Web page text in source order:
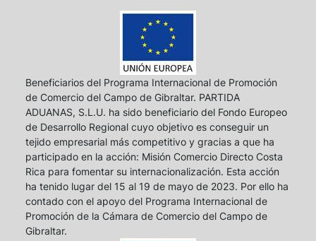
Beneficiarios del Programa Internacional de Promoción
de Comercio del Campo de Gibraltar. PARTIDA
ADUANAS, S.L.U. ha sido beneficiario del Fondo Europeo
de Desarrollo Regional cuyo objetivo es conseguir un
tejido empresarial más competitivo y gracias a que ha
participado en la acción: Misión Comercio Directo Costa
Rica para fomentar su internacionalización. Esta acción
ha tenido lugar del 15 al 19 de mayo de 2023. Por ello ha
contado con el apoyo del Programa Internacional de
Promoción de la Cámara de Comercio del Campo de
Gibraltar.